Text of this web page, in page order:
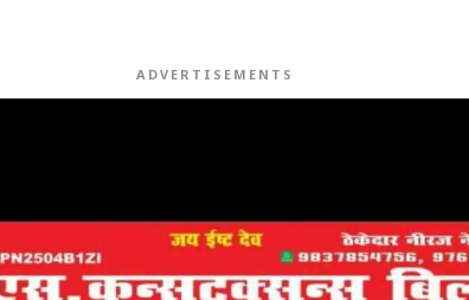
ADVERTISEMENTS